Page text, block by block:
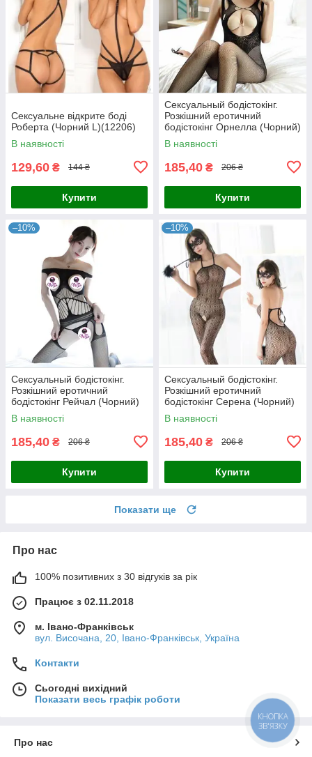
Сексуальне відкрите боді
Роберта (Чорний L)(12206)
В наявності
129,60 ₴ 144 ₴
Купити
Сексуальный бодістокінг.
Розкішний еротичний
бодістокінг Орнелла (Чорний)
Розмір: універсал. (XS-XL)
В наявності
185,40 ₴ 206 ₴
Купити
–10%
Сексуальный бодістокінг.
Розкішний еротичний
бодістокінг Рейчал (Чорний)
Розмір: універсал. (XS-XL)
В наявності
185,40 ₴ 206 ₴
Купити
–10%
Сексуальный бодістокінг.
Розкішний еротичний
бодістокінг Серена (Чорний)
Розмір: універсал. (XS-XL)
В наявності
185,40 ₴ 206 ₴
Купити
Показати ще
Про нас
100% позитивних з 30 відгуків за рік
Працює з 02.11.2018
м. Івано-Франківськ
вул. Височана, 20, Івано-Франківськ, Україна
Контакти
Сьогодні вихідний
Показати весь графік роботи
Про нас
КНОПКА
ЗВ'ЯЗКУ